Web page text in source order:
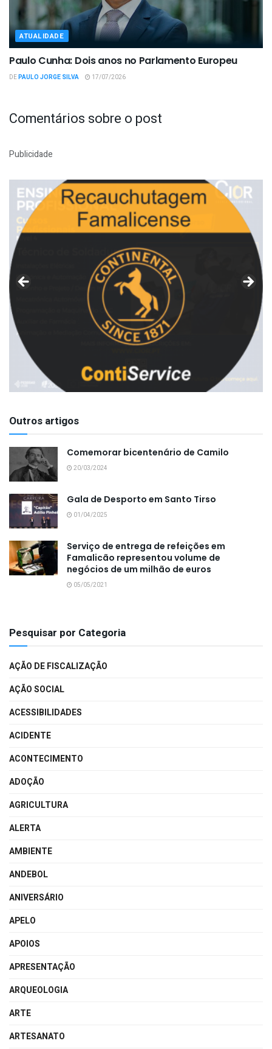
ATUALIDADE
Paulo Cunha: Dois anos no Parlamento Europeu
DEPAULO JORGE SILVA 17/07/2026
Comentários sobre o post
Publicidade
Outros artigos
Comemorar bicentenário de Camilo
20/03/2024
Gala de Desporto em Santo Tirso
01/04/2025
Serviço de entrega de refeições em
Famalicão representou volume de
negócios de um milhão de euros
05/05/2021
Pesquisar por Categoria
AÇÃO DE FISCALIZAÇÃO
AÇÃO SOCIAL
ACESSIBILIDADES
ACIDENTE
ACONTECIMENTO
ADOÇÃO
AGRICULTURA
ALERTA
AMBIENTE
ANDEBOL
ANIVERSÁRIO
APELO
APOIOS
APRESENTAÇÃO
ARQUEOLOGIA
ARTE
ARTESANATO